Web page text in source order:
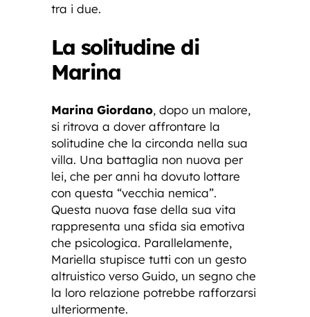
tra i due.
La solitudine di
Marina
Marina Giordano, dopo un malore,
si ritrova a dover affrontare la
solitudine che la circonda nella sua
villa. Una battaglia non nuova per
lei, che per anni ha dovuto lottare
con questa “vecchia nemica”.
Questa nuova fase della sua vita
rappresenta una sfida sia emotiva
che psicologica. Parallelamente,
Mariella stupisce tutti con un gesto
altruistico verso Guido, un segno che
la loro relazione potrebbe rafforzarsi
ulteriormente.